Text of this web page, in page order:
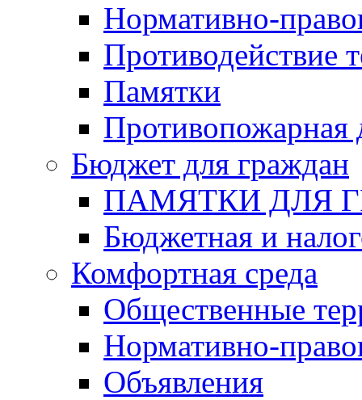
Нормативно-
Противодействие
Памятки
Противопожарная
Бюджет для граждан
ПАМЯТКИ ДЛЯ
Бюджетная и
Комфортная среда
Общественные
Нормативно-
Объявления